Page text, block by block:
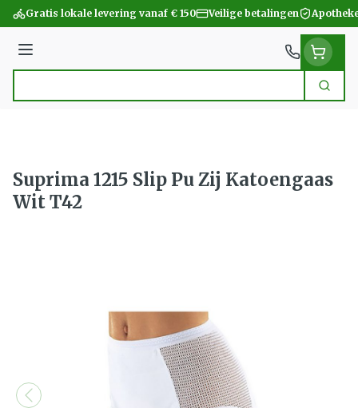
Ga naar de inhoud
Gratis lokale levering vanaf € 150 Veilige betalingen
Menu
Zoek
Suprima 1215 Slip Pu Zij Katoengaas
Wit T42